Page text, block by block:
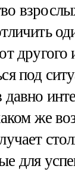
другого
под
давно
же
для